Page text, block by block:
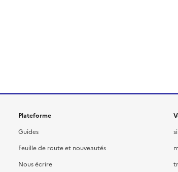
Plateforme
Guides
Feuille de route et nouveautés
Nous écrire